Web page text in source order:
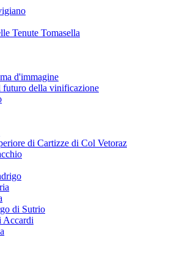
Tenute Tomasella
d'immagine
della vinificazione
di Cartizze di Col Vetoraz
di Sutrio
Accardi